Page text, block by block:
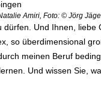
Amiri, Foto: © Jörg
Und Ihnen,
so überdimensional
meinen Beruf
Und wissen Sie,